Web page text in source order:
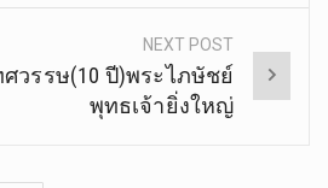
NEXT POST
วรรษ(10 ปี)พระไภษัชย์
พุทธเจ้ายิ่งใหญ่